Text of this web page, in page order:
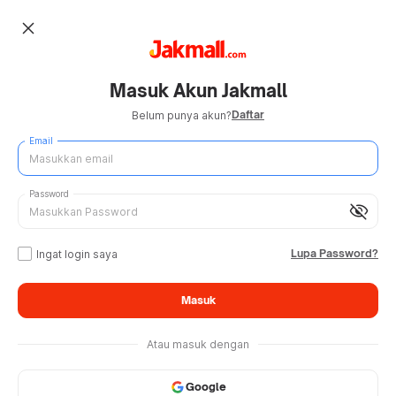
close
Masuk Akun Jakmall
Belum punya akun?Daftar
Email
visibility_off
Password
Ingat login saya Lupa Password?
Masuk
Atau masuk dengan
Google